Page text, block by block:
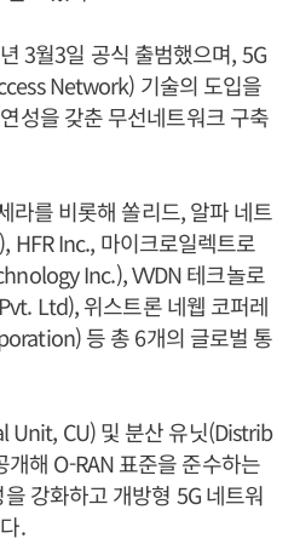
3월3일 공식 출범했으며, 5G
Network) 기술의 도입을
성을 갖춘 무선네트워크 구축
라를 비롯해 쏠리드, 알파 네트
Inc., 마이크로일렉트로
Inc.), VVDN 테크놀로
Ltd), 위스트론 네웹 코퍼레
등 총 6개의 글로벌 통
Unit, CU) 및 분산 유닛(Distrib
해 O-RAN 표준을 준수하는
강화하고 개방형 5G 네트워
.